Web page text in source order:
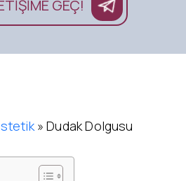
GEÇ!
»Dudak Dolgusu